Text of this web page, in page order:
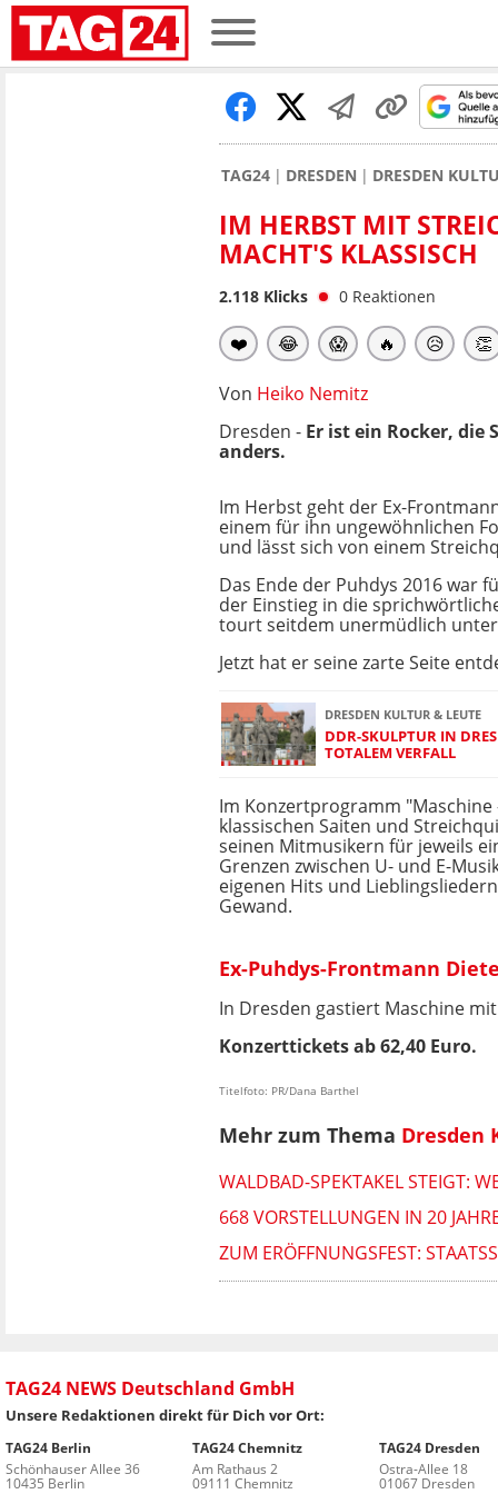
TAG24 DRESDEN DRESDEN
IM HERBST MIT
MACHT'S KLASSISCH
2.118 Klicks 0 Reaktionen
❤️ 😂 😱 🔥 😥 👏
Von Heiko Nemitz
Dresden - Er ist ein Rocker, die
anders.
Im Herbst geht der Ex-
einem für ihn ungewöhnlichen
und lässt sich von einem
Das Ende der Puhdys 2016 war
der Einstieg in die
tourt seitdem unermüdlich
Jetzt hat er seine zarte Seite
DRESDEN KULTUR & LEUTE
DDR-SKULPTUR IN
TOTALEM VERFALL
Im Konzertprogramm "Maschine
klassischen Saiten und
seinen Mitmusikern für jeweils
Grenzen zwischen U- und E-
eigenen Hits und
Gewand.
Ex-Puhdys-Frontmann
In Dresden gastiert Maschine
Konzerttickets ab 62,40 Euro.
Titelfoto: PR/Dana Barthel
Mehr zum Thema Dresden
WALDBAD-SPEKTAKEL STEIGT:
668 VORSTELLUNGEN IN 20
ZUM ERÖFFNUNGSFEST:
TAG24 NEWS Deutschland GmbH
Unsere Redaktionen direkt für Dich vor Ort:
TAG24 Berlin
Schönhauser Allee 36
10435 Berlin
TAG24 Chemnitz
Am Rathaus 2
09111 Chemnitz
TAG24 Dresden
Ostra-Allee 18
01067 Dresden